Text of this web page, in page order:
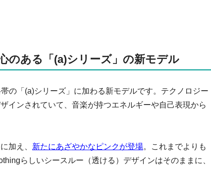
のある「(a)シリーズ」の新モデル
の「(a)シリーズ」に加わる新モデルです。テクノロジー
インされていて、音楽が持つエネルギーや自己表現から
加え、 新たにあざやかなピンクが登場。これまでよりも
らしいシースルー（透ける）デザインはそのままに、